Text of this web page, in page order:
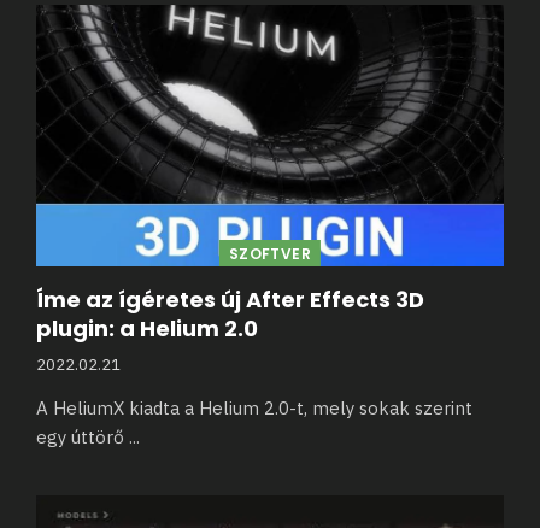
SZOFTVER
Íme az ígéretes új After Effects 3D
plugin: a Helium 2.0
2022.02.21
A HeliumX kiadta a Helium 2.0-t, mely sokak szerint
egy úttörő ...